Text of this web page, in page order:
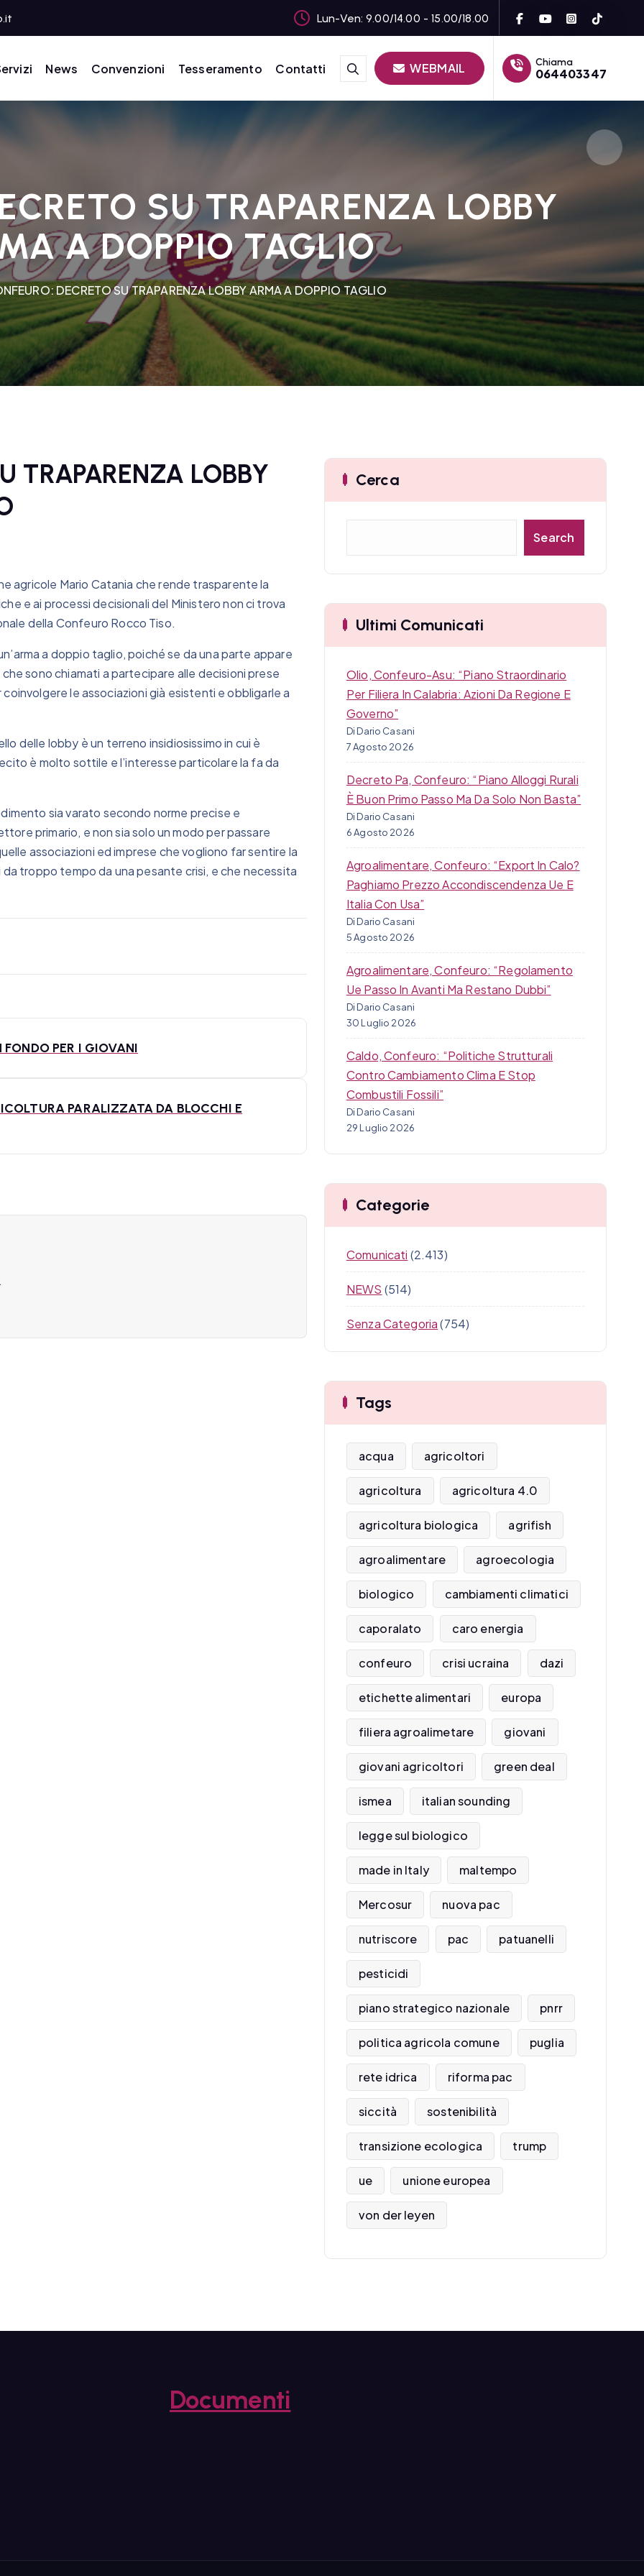
Lun-Ven: 9.00/14.00 - 15.00/18.00
News Convenzioni Tesseramento Contatti WEBMAIL Chiama
064403347
SU TRAPARENZA LOBBY
A DOPPIO TAGLIO
DECRETO SU TRAPARENZA LOBBY ARMA A DOPPIO TAGLIO
TRAPARENZA LOBBY
agricole Mario Catania che rende trasparente la
e ai processi decisionali del Ministero non ci trova
della Confeuro Rocco Tiso.
a doppio taglio, poiché se da una parte appare
sono chiamati a partecipare alle decisioni prese
le associazioni già esistenti e obbligarle a
delle lobby è un terreno insidiosissimo in cui è
è molto sottile e l’interesse particolare la fa da
sia varato secondo norme precise e
primario, e non sia solo un modo per passare
associazioni ed imprese che vogliono far sentire la
troppo tempo da una pesante crisi, e che necessita
PER I GIOVANI
PARALIZZATA DA BLOCCHI E
Cerca
a
Search
Ultimi Comunicati
Olio, Confeuro-Asu: “Piano Straordinario
Per Filiera In Calabria: Azioni Da Regione E
Governo”
Di Dario Casani
7 Agosto 2026
Decreto Pa, Confeuro: “Piano Alloggi Rurali
È Buon Primo Passo Ma Da Solo Non Basta”
Di Dario Casani
6 Agosto 2026
Agroalimentare, Confeuro: “Export In Calo?
Paghiamo Prezzo Accondiscendenza Ue E
Italia Con Usa”
Di Dario Casani
5 Agosto 2026
Agroalimentare, Confeuro: “Regolamento
Ue Passo In Avanti Ma Restano Dubbi”
Di Dario Casani
30 Luglio 2026
Caldo, Confeuro: “Politiche Strutturali
Contro Cambiamento Clima E Stop
Combustili Fossili”
Di Dario Casani
29 Luglio 2026
Categorie
Comunicati (2.413)
NEWS (514)
Senza Categoria(754)
Tags
acqua agricoltori
agricoltura agricoltura 4.0
agricoltura biologica agrifish
agroalimentare agroecologia
biologico cambiamenti climatici
caporalato caro energia
confeuro crisi ucraina dazi
etichette alimentari europa
filiera agroalimetare giovani
giovani agricoltori green deal
ismea italian sounding
legge sul biologico
made in Italy maltempo
Mercosur nuova pac
nutriscore pac patuanelli
pesticidi
piano strategico nazionale pnrr
politica agricola comune puglia
rete idrica riforma pac
siccità sostenibilità
transizione ecologica trump
ue unione europea
von der leyen
Documenti